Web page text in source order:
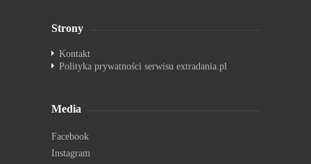
Strony
Kontakt
Polityka prywatności serwisu extradania.pl
Media
Facebook
Instagram